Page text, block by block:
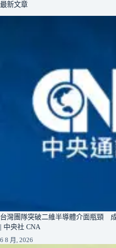
最新文章
台灣團隊突破二維半導體介面瓶頸
| 中央社 CNA
6 8 月, 2026